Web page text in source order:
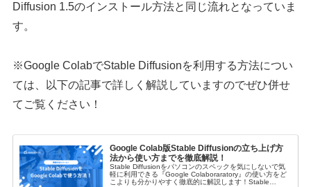
Diffusion 1.5のインストール方法と同じ流れとなっていま
す。
※Google ColabでStable Diffusionを利用する方法につい
ては、以下の記事で詳しく解説していますのでぜひ併せ
てご覧ください！
Google Colab版Stable Diffusionの立ち上げ方
法から使い方までを徹底解説！
Stable Diffusionをパソコンのスペックを気にしないで気
軽に利用できる『Google Colaboraratory』の使い方をど
こよりも分かりやすく徹底的に解説します！Stable